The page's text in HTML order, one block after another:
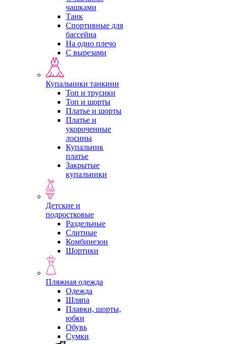
чашками
Танк
Спортивные для
бассейна
На одно плечо
С вырезами
Купальники танкини
Топ и трусики
Топ и шорты
Платье и шорты
Платье и
укороченные
лосины
Купальник
платье
Закрытые
купальники
Детские и
подростковые
Раздельные
Слитные
Комбинезон
Шортики
Пляжная одежда
Одежда
Шляпа
Плавки, шорты,
юбки
Обувь
Сумки